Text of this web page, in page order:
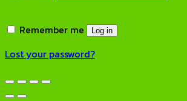
Remember me Log in
Lost your password?